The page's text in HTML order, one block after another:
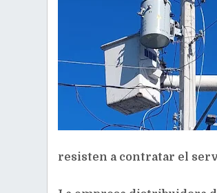
resisten a contratar el